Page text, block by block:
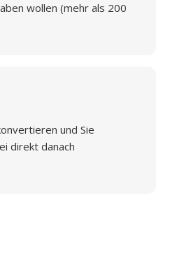
wollen (mehr als 200
und Sie
direkt danach